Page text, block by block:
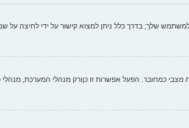
שלך; בדרך כלל ניתן למצוא קישור על ידי לחיצה על
מצבי כמחובר. הפעל אפשרות זו כןורק מנהלי המערכת,